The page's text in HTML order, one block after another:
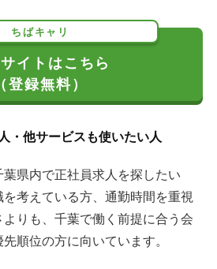
ちばキャリ
イトはこちら
（登録無料）
・他サービスも使いたい人
県内で正社員求人を探したい
考えている方、通勤時間を重視
よりも、千葉で働く前提に合う会
順位の方に向いています。